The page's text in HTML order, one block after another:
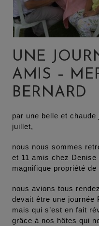
UNE
AMIS –
BERNARD
par une belle et chaude
juillet,
nous nous sommes
et 11 amis chez
magnifique propriété
nous avions tous
devait être une journée
mais qui s’est en fait
grâce à nos hôtes qui